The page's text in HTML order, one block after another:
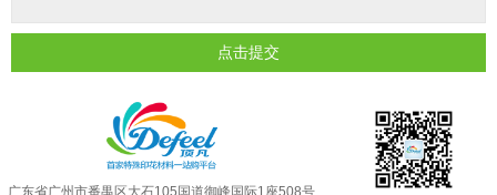
反光粉是永久有效的吗？能用多久？ 2025-06-10
外墙涂料中怎么添加反光粉使用？ 2025-06-05
超细反光粉需要搭配什么胶浆使用？ 2025-06-03
反光粉能用在注塑工艺上吗？ 2025-06-02
反光粉可以混合其他颜料一起使用吗... 2025-05-23
点击提交
广东省广州市番禺区大石105国道御峰国际1座508号